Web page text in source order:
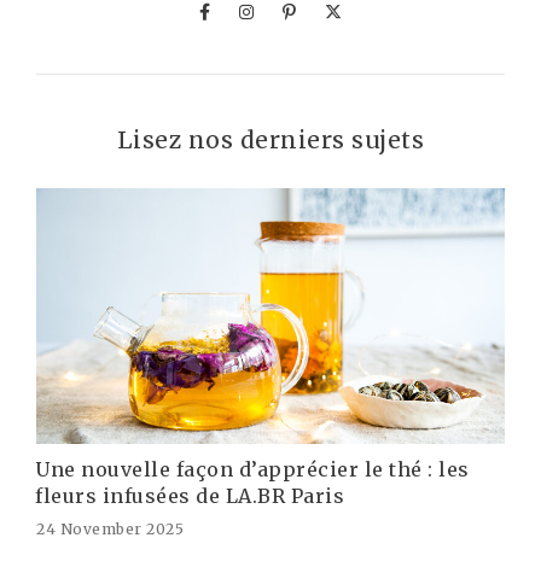
Lisez nos derniers sujets
Une nouvelle façon d’apprécier le thé : les
fleurs infusées de LA.BR Paris
24 November 2025